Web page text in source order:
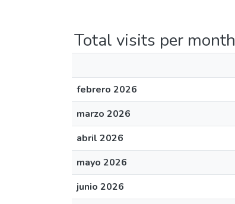
Total visits per month
febrero 2026
marzo 2026
abril 2026
mayo 2026
junio 2026